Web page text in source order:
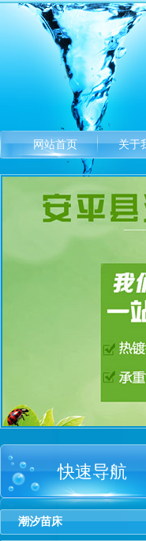
网站首页 关于
快速导航
潮汐苗床